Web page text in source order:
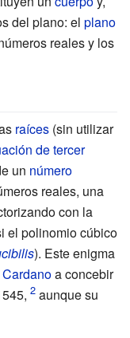
del plano: el plano
reales y los
raíces (sin utilizar
de tercer
un número
reales, una
con la
el polinomio cúbico
). Este enigma
a concebir
aunque su